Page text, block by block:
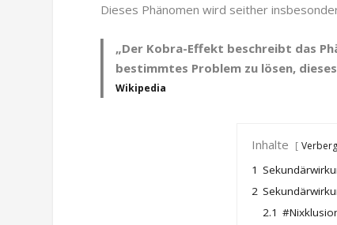
Dieses Phänomen wird seither
„Der Kobra-Effekt beschreibt das
bestimmtes Problem zu lösen,
Wikipedia
Inhalte
1
2
2.1